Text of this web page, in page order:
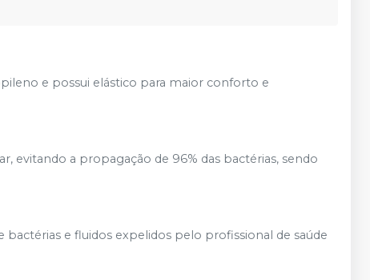
e possui elástico para maior conforto e
evitando a propagação de 96% das bactérias, sendo
bactérias e fluidos expelidos pelo profissional de saúde